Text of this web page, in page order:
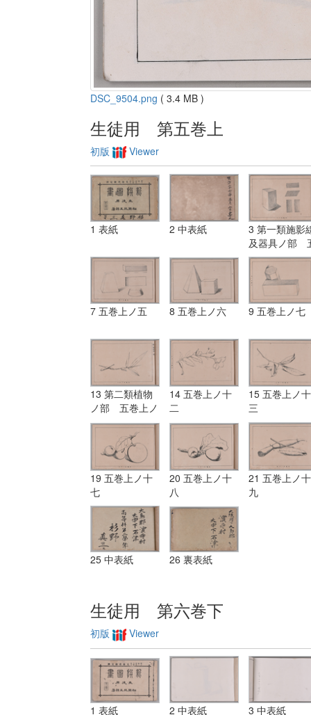
DSC_9504.png ( 3.4 MB )
生徒用 第五巻上
初版 Viewer
1 表紙 2 中表紙
3 第一類施影
及器具ノ部
巻上ノ一
7 五巻上ノ五 8 五巻上ノ六 9 五巻上ノ七
13 第二類植物
ノ部 五巻上ノ
十一
14 五巻上ノ十
二
15 五巻上ノ十
三
19 五巻上ノ十
七
20 五巻上ノ十
八
21 五巻上ノ十
九
25 中表紙 26 裏表紙
生徒用 第六巻下
初版 Viewer
1 表紙 2 中表紙 3 中表紙